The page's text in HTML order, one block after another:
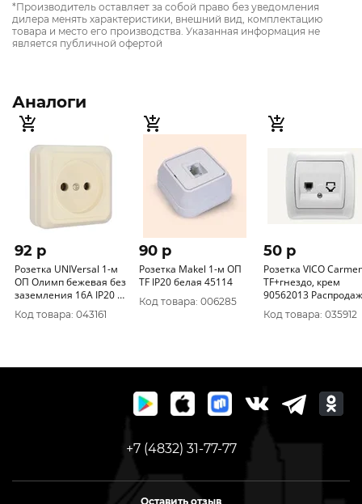
*Производитель оставляет за собой право без уведомления
дилера менять характеристики, внешний вид, комплектацию
товара и место его производства. Указанная информация не
является публичной офертой
Аналоги
92 p
Розетка UNIVersal 1-м
ОП Олимп бежевая без
заземления 16А IP20 Б-
О0022
Код товара: 043161
90 p
Розетка Makel 1-м ОП
TF IP20 белая 45114
Код товара: 006285
50 p
Розетка VICO Carmen
TF+гнездо, крем
90562013
Код товара: 035912
+7 (4832) 31-77-77
Оставить отзыв